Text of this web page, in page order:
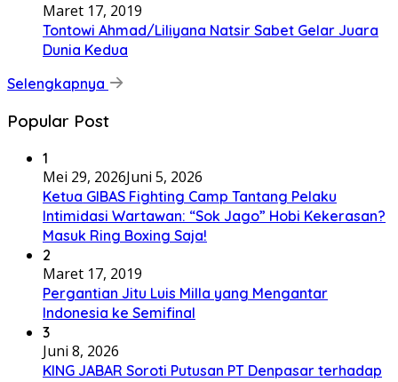
Maret 17, 2019
Tontowi Ahmad/Liliyana Natsir Sabet Gelar Juara
Dunia Kedua
Selengkapnya
Popular Post
1
Mei 29, 2026Juni 5, 2026
Ketua GIBAS Fighting Camp Tantang Pelaku
Intimidasi Wartawan: “Sok Jago” Hobi Kekerasan?
Masuk Ring Boxing Saja!
2
Maret 17, 2019
Pergantian Jitu Luis Milla yang Mengantar
Indonesia ke Semifinal
3
Juni 8, 2026
KING JABAR Soroti Putusan PT Denpasar terhadap